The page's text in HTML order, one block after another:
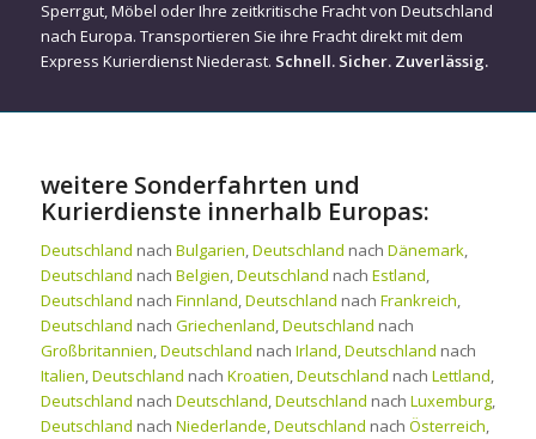
Sperrgut, Möbel oder Ihre zeitkritische Fracht von Deutschland
nach Europa. Transportieren Sie ihre Fracht direkt mit dem
Express Kurierdienst Niederast. Schnell. Sicher. Zuverlässig.
weitere Sonderfahrten und
Kurierdienste innerhalb Europas:
Deutschland nach Bulgarien,Deutschland nach Dänemark,
Deutschland nach Belgien,Deutschland nach Estland,
Deutschland nach Finnland,Deutschland nach Frankreich,
Deutschland nach Griechenland,Deutschland nach
Großbritannien,Deutschland nach Irland,Deutschland nach
Italien,Deutschland nach Kroatien,Deutschland nach Lettland,
Deutschland nach Deutschland,Deutschland nach Luxemburg,
Deutschland nach Niederlande,Deutschland nach Österreich,